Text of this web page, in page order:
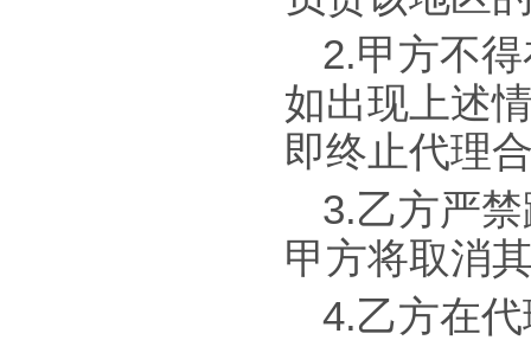
2.甲方不
如出现上述
即终止代理
3.乙方严
甲方将取消
4.乙方在